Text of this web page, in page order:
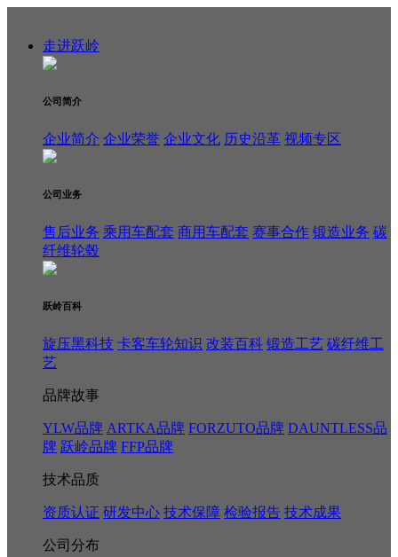
走进跃岭
公司简介
企业简介 企业荣誉 企业文化 历史沿革 视频专区
公司业务
售后业务 乘用车配套 商用车配套 赛事合作 锻造业务 碳
纤维轮毂
跃岭百科
旋压黑科技 卡客车轮知识 改装百科 锻造工艺 碳纤维工
艺
品牌故事
YLW品牌 ARTKA品牌 FORZUTO品牌 DAUNTLESS品
牌 跃岭品牌 FFP品牌
技术品质
资质认证 研发中心 技术保障 检验报告 技术成果
公司分布